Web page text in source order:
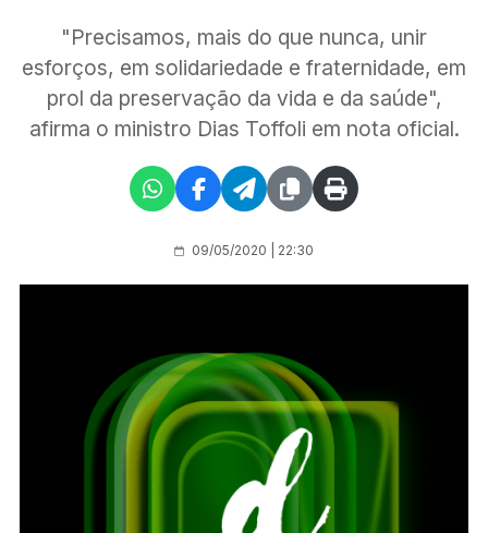
"Precisamos, mais do que nunca, unir
esforços, em solidariedade e fraternidade, em
prol da preservação da vida e da saúde",
afirma o ministro Dias Toffoli em nota oficial.
09/05/2020 | 22:30